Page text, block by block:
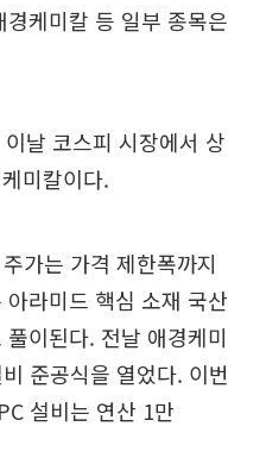
케미칼 등 일부 종목은
날 코스피 시장에서 상
미칼이다.
가는 가격 제한폭까지
라미드 핵심 소재 국산
이된다. 전날 애경케미
준공식을 열었다. 이번
설비는 연산 1만